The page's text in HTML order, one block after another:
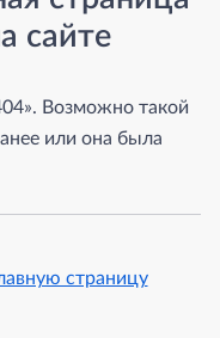
сайте
Возможно такой
или она была
страницу